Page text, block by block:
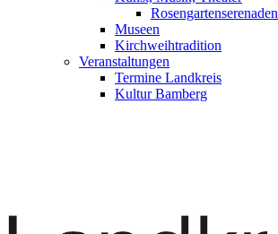
Rosengartenserenaden
Museen
Kirchweihtradition
Veranstaltungen
Termine Landkreis
Kultur Bamberg